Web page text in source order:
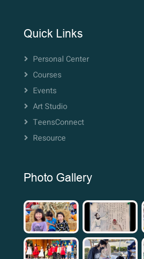
Quick Links
Personal Center
Courses
Events
Art Studio
TeensConnect
Resource
Photo Gallery